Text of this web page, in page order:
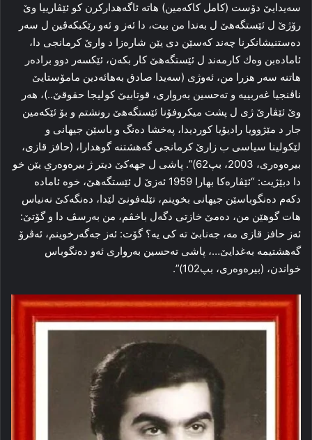
سه‌يدايێ دۆست (كامل كاكه‌‌مين) هاته‌ ئاگه‌هداركرن كو ئێڤارييا وێ
رۆژێ ل ئێستگه‌هێ ل به‌ندا من بيت، دا ئه‌ز و ئه‌و رێكبكه‌ڤين ل سه‌ر
ده‌ستنيشانكرنا چه‌ند كه‌سێن دى يێن شاره‌زا د وارێ كرمانجى دا،
ئاماده‌بن وه‌ك كارمه‌ند ل ئێستگه‌هێ كار بكه‌ن، ئێكسه‌ر دوو براده‌ر
هاتنه‌ سه‌ر هزرا من، ئه‌وژى (سه‌يدا صادق به‌هائه‌دين مامۆستايێ
ناڤنجيا غه‌ربييه‌ و ته‌حسين به‌روارى، قوتابيێ كوليجا حقوقێ..)، هه‌ر
وێ ئێڤارێ ژى ل پشت ميكروفۆنا ئێستگه‌هێ رونشتم و بۆ ئێكه‌مين
جار د مێژوويا راديۆيا كورديدا، په‌خشا ده‌نگ و باسێن جيهانى و
لێكولينا سياسى ب زارێ كرمانجى گه‌هشتنه‌ گوهدارا، (حافز قازى،
بيره‌وه‌رى، 2003، بپ62)”. پاشى ل جهه‌كێ ديتر ژ بيره‌وه‌ري يێن خو
دا دبێژيت: “ئێڤاره‌كا بهارا 1959 ئه‌زێ ل ئێستگه‌هێ، خوە ئاماده‌
دكه‌م ده‌نگوباسێن جيهانى بخوينم، تێله‌فونێ لێدا، ده‌نگه‌كێ نه‌نياس
هات گوهێن من، ده‌مێ خازتى دگه‌ل باخڤم، من به‌رسڤ دا و گۆتێ:
ئه‌ز حافز قازى مه‌، جه‌نابێ ته‌ كى يه‌؟ گۆت: ئه‌ز جه‌گه‌رخوينم، ئه‌ڤرۆ
گه‌هشتيمه‌ به‌غدایێ…، پاشى ته‌حسين به‌روارى ئه‌و ده‌نگوباس
خواندن، (بيره‌وه‌رى، بپ102)”.